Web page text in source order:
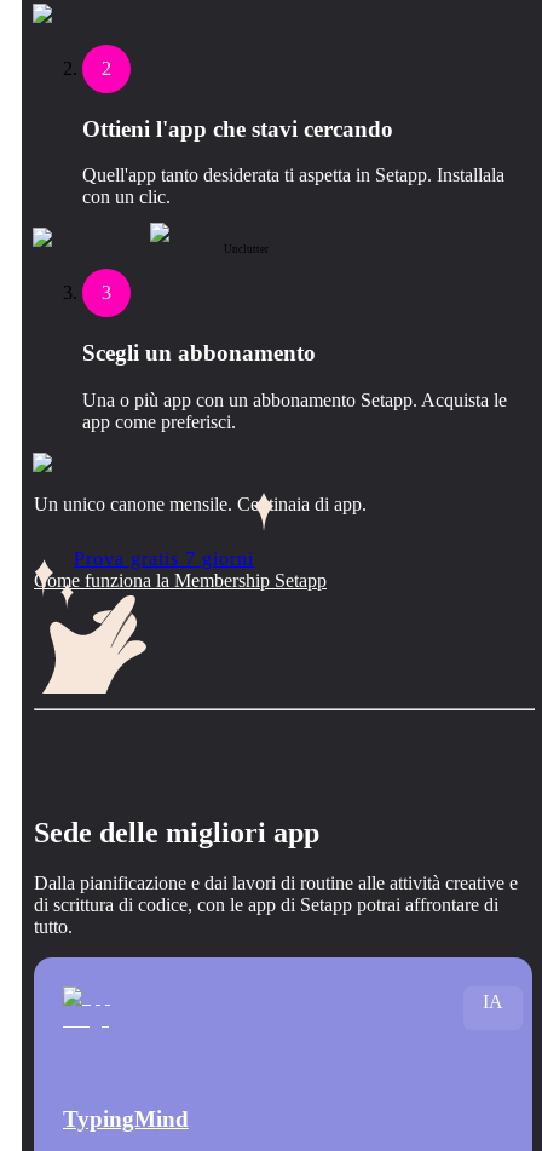
2
Ottieni l'app che stavi cercando
Quell'app tanto desiderata ti aspetta in Setapp. Installala
con un clic.
Unclutter
3
Scegli un abbonamento
Una o più app con un abbonamento Setapp. Acquista le
app come preferisci.
Un unico canone mensile. Centinaia di app.
Prova gratis 7 giorni
Come funziona la Membership Setapp
Sede delle migliori app
Dalla pianificazione e dai lavori di routine alle attività creative e
di scrittura di codice, con le app di Setapp potrai affrontare di
tutto.
TypingMind
IA